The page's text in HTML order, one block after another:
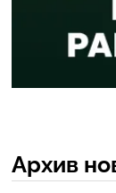
Архив